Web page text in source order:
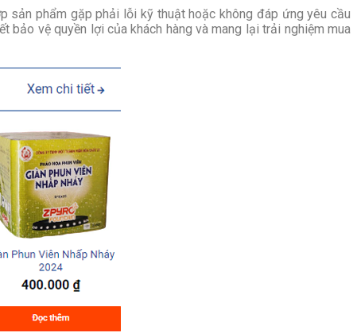
sản phẩm gặp phải lỗi kỹ thuật hoặc không đáp ứng yêu cầu
bảo vệ quyền lợi của khách hàng và mang lại trải nghiệm mua